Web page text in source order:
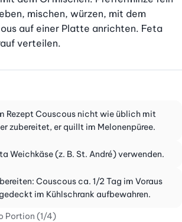
mischen, würzen, mit dem
auf einer Platte anrichten. Feta
verteilen.
Rezept Couscous nicht wie üblich mit
zubereitet, er quillt im Melonenpüree.
Weichkäse (z. B. St. André) verwenden.
Couscous ca. 1/2 Tag im Voraus
im Kühlschrank aufbewahren.
Portion (1/4)